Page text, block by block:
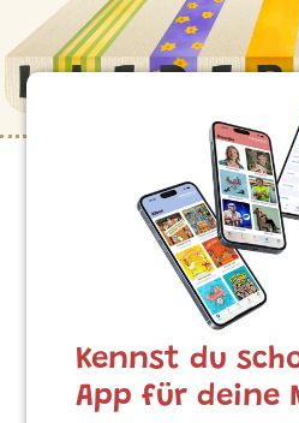
Kinderlieder
Über alli Bärge
Roland Zoss
Jimmy Flitz Hits 2
#Fliegen #Flugzeug
Kennst du
App für deine